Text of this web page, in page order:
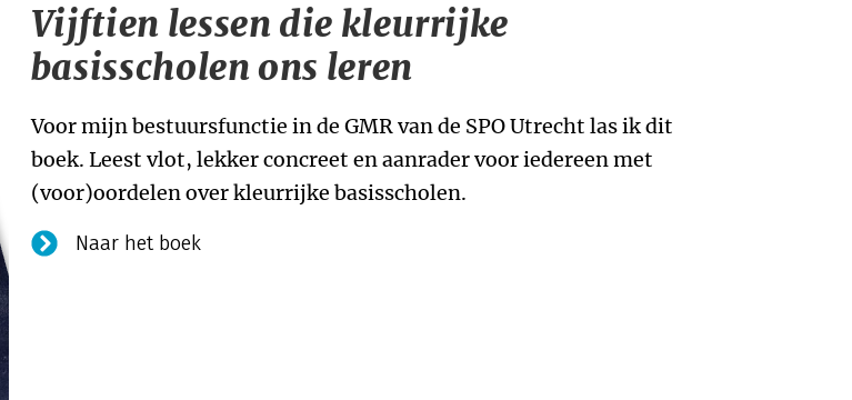
Vijftien lessen die kleurrijke
basisscholen ons leren
Voor mijn bestuursfunctie in de GMR van de SPO Utrecht las ik dit
boek. Leest vlot, lekker concreet en aanrader voor iedereen met
(voor)oordelen over kleurrijke basisscholen.
Naar het boek